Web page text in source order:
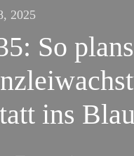
2025
So
ins